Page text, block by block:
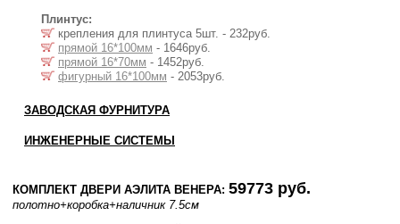
Плинтус:
крепления для плинтуса 5шт. - 232руб.
прямой 16*100мм - 1646руб.
прямой 16*70мм - 1452руб.
фигурный 16*100мм - 2053руб.
ЗАВОДСКАЯ ФУРНИТУРА
ИНЖЕНЕРНЫЕ СИСТЕМЫ
КОМПЛЕКТ ДВЕРИ АЭЛИТА ВЕНЕРА: 59773 руб.
полотно+коробка+наличник 7.5см